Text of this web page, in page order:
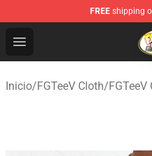
FREE shipping
Open menu
FGTeeV Store - Official
Inicio/FGTeeV Cloth/